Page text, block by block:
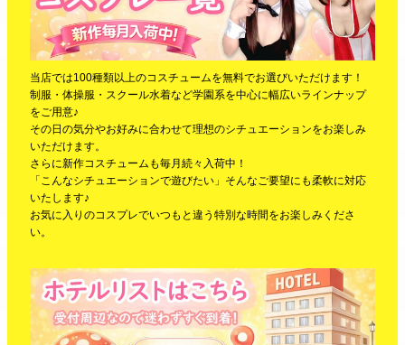
当店では100種類以上のコスチュームを無料でお選びいただけます！
制服・体操服・スクール水着など学園系を中心に幅広いラインナップ
をご用意♪
その日の気分やお好みに合わせて理想のシチュエーションをお楽しみ
いただけます。
さらに新作コスチュームも毎月続々入荷中！
「こんなシチュエーションで遊びたい」そんなご要望にも柔軟に対応
いたします♪
お気に入りのコスプレでいつもと違う特別な時間をお楽しみくださ
い。